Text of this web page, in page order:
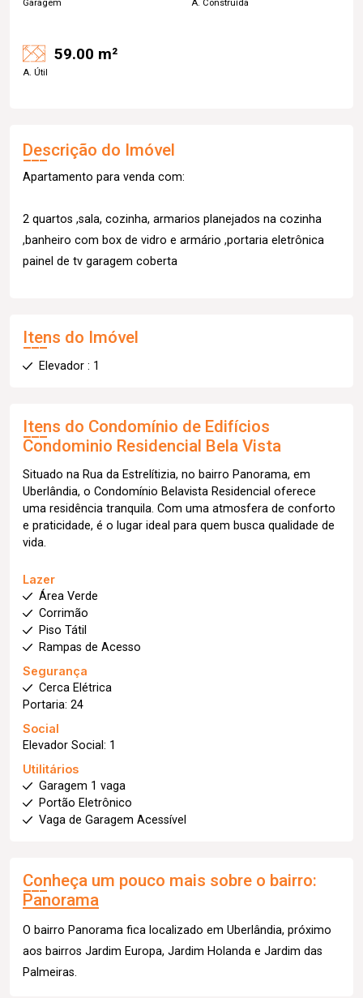
Garagem A. Construída
59.00 m²
A. Útil
Descrição do Imóvel
Apartamento para venda com:
2 quartos ,sala, cozinha, armarios planejados na cozinha
,banheiro com box de vidro e armário ,portaria eletrônica
painel de tv garagem coberta
Itens do Imóvel
Elevador : 1
Itens do Condomínio de Edifícios
Condominio Residencial Bela Vista
Situado na Rua da Estrelítizia, no bairro Panorama, em
Uberlândia, o Condomínio Belavista Residencial oferece
uma residência tranquila. Com uma atmosfera de conforto
e praticidade, é o lugar ideal para quem busca qualidade de
vida.
Lazer
Área Verde
Corrimão
Piso Tátil
Rampas de Acesso
Segurança
Cerca Elétrica
Portaria: 24
Social
Elevador Social: 1
Utilitários
Garagem 1 vaga
Portão Eletrônico
Vaga de Garagem Acessível
Conheça um pouco mais sobre o bairro:
Panorama
O bairro Panorama fica localizado em Uberlândia, próximo
aos bairros Jardim Europa, Jardim Holanda e Jardim das
Palmeiras.